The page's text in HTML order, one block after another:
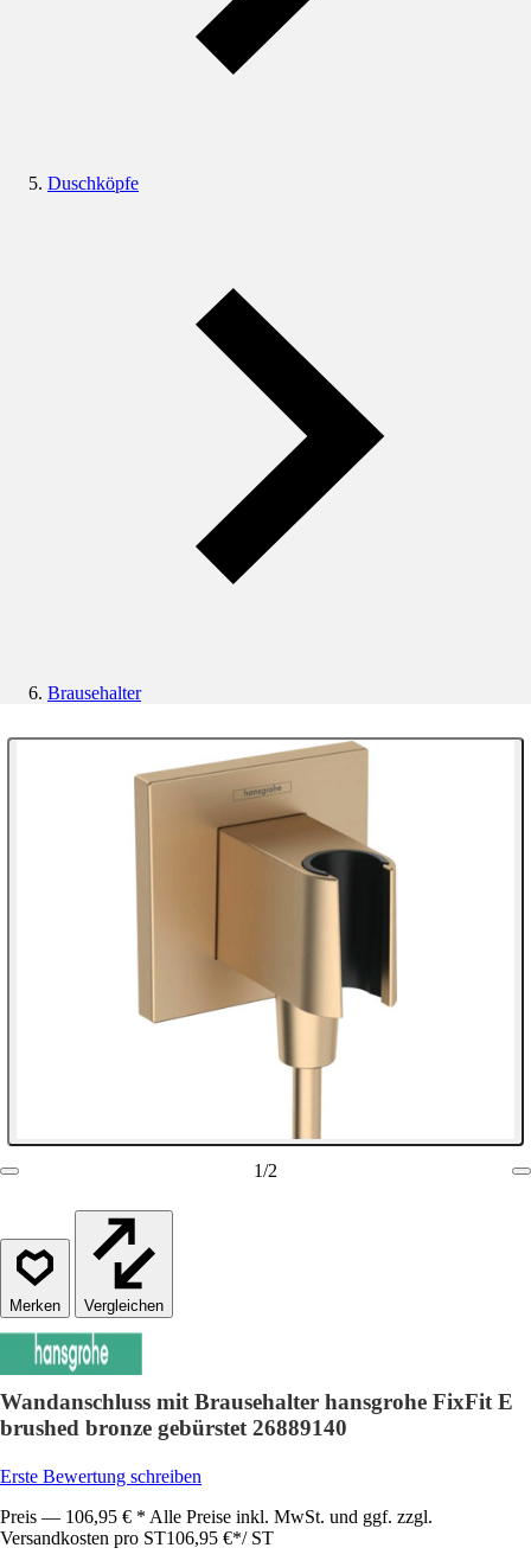
Duschköpfe
Brausehalter
1/2
Vergleichen
Wandanschluss mit Brausehalter hansgrohe FixFit E
brushed bronze gebürstet 26889140
Erste Bewertung schreiben
Preis — 106,95 € * Alle Preise inkl. MwSt. und ggf. zzgl.
Versandkosten pro ST106,95 €*/ ST